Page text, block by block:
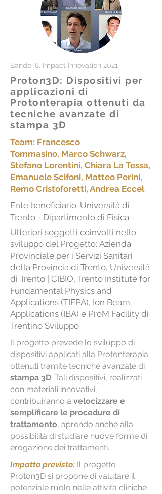
Bando: 8. Impact Innovation 2021
Proton3D: Dispositivi per
applicazioni di
Protonterapia ottenuti da
tecniche avanzate di
stampa 3D
Team: Francesco
Tommasino, Marco Schwarz,
Stefano Lorentini, Chiara La Tessa,
Emanuele Scifoni, Matteo Perini,
Remo Cristoforetti, Andrea Eccel
Ente beneficiario: Università di
Trento - Dipartimento di Fisica
Ulteriori soggetti coinvolti nello
sviluppo del Progetto: Azienda
Provinciale per i Servizi Sanitari
della Provincia di Trento, Università
di Trento | CIBIO, Trento Institute for
Fundamental Physics and
Applications (TIFPA), Ion Beam
Applications (IBA) e ProM Facility di
Trentino Sviluppo
Il progetto prevede lo sviluppo di
dispositivi applicati alla Protonterapia
ottenuti tramite tecniche avanzate di
stampa 3D. Tali dispositivi, realizzati
con materiali innovativi,
contribuiranno a velocizzare e
semplificare le procedure di
trattamento, aprendo anche alla
possibilità di studiare nuove forme di
erogazione dei trattamenti.
Impatto previsto: Il progetto
Proton3D si propone di valutare il
potenziale ruolo nelle attività cliniche